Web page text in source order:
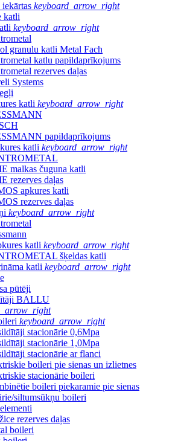
keyboard_arrow_right
katli
keyboard_arrow_right
granulu katli Metal Fach
katlu papildaprīkojums
rezerves daļas
Systems
katli keyboard_arrow_right
papildaprīkojums
katli keyboard_arrow_right
malkas čuguna katli
rezerves daļas
apkures katli
rezerves daļas
keyboard_arrow_right
katli keyboard_arrow_right
šķeldas katli
katli keyboard_arrow_right
pūtēji
BALLU
keyboard_arrow_right
stacionārie 0,6Mpa
stacionārie 1,0Mpa
stacionārie ar flanci
boileri pie sienas un izlietnes
stacionārie boileri
boileri piekaramie pie sienas
siltumsūkņu boileri
rezerves daļas
boileri